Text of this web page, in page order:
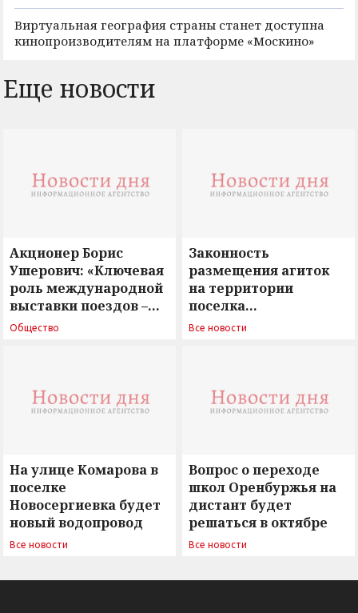
Виртуальная география страны станет доступна
кинопроизводителям на платформе «Москино»
Еще новости
Акционер Борис
Ушерович: «Ключевая
роль международной
выставки поездов –
поиск ответов на
Общество
Законность
размещения агиток
на территории
поселка
Новосергиевка
Все новости
На улице Комарова в
поселке
Новосергиевка будет
новый водопровод
Все новости
Вопрос о переходе
школ Оренбуржья на
дистант будет
решаться в октябре
Все новости